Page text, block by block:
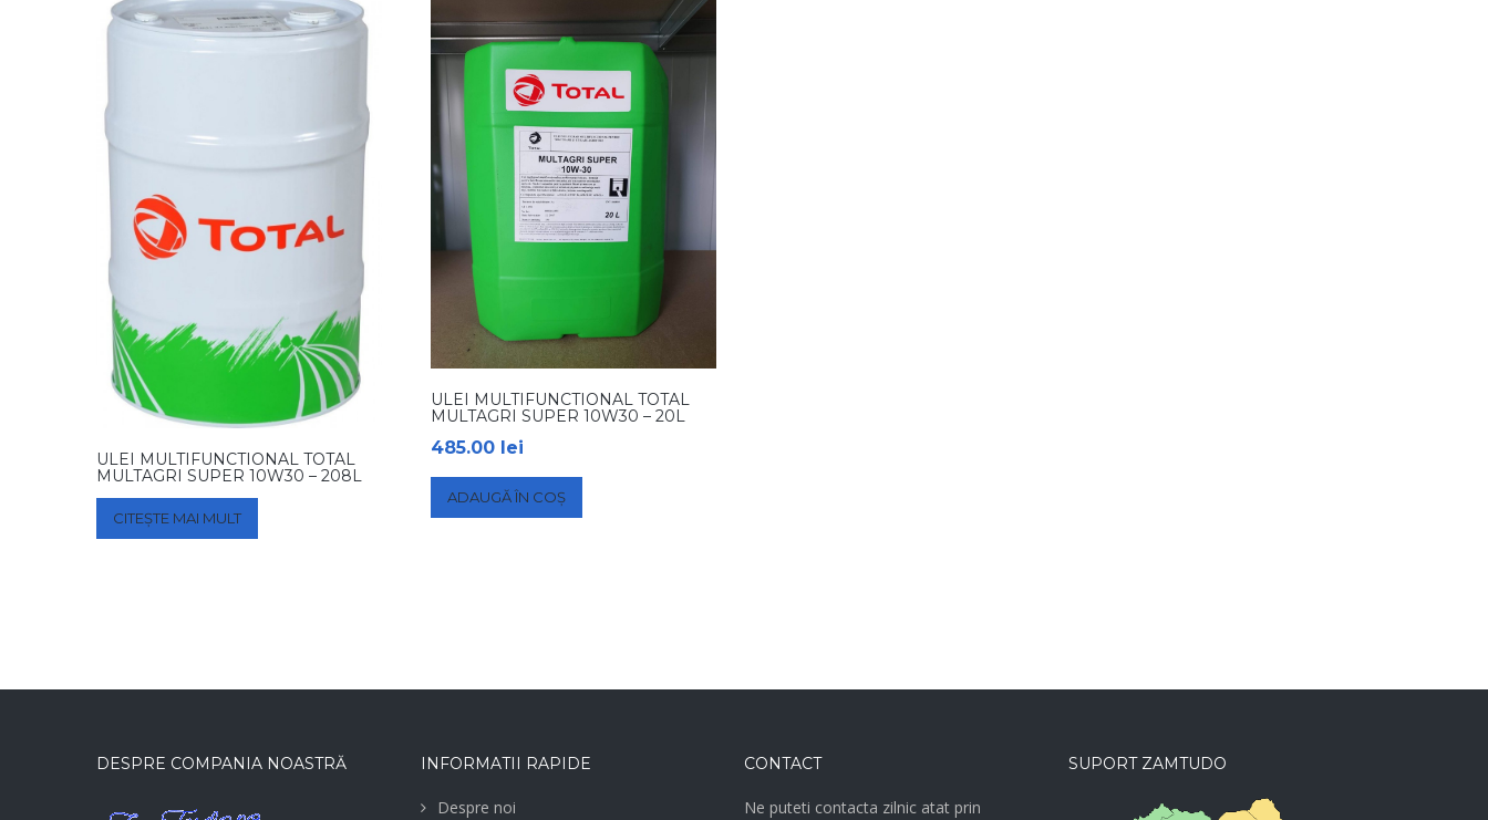
ULEI MULTIFUNCTIONAL TOTAL
MULTAGRI SUPER 10W30 – 208L
CITEȘTE MAI MULT
ULEI MULTIFUNCTIONAL TOTAL
MULTAGRI SUPER 10W30 – 20L
485.00 lei
ADAUGĂ ÎN COȘ
DESPRE COMPANIA NOASTRĂ INFORMATII RAPIDE
Despre noi
CONTACT
Ne puteti contacta zilnic atat prin
SUPORT ZAMTUDO